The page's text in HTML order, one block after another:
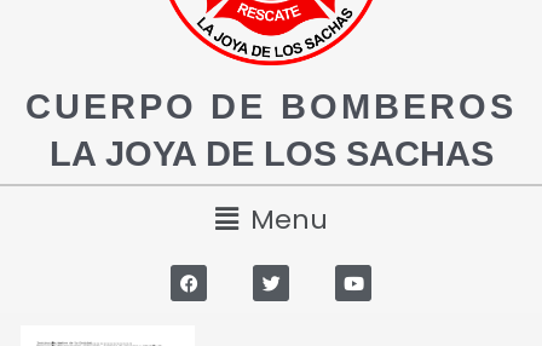
CUERPO DE BOMBEROS
LA JOYA DE LOS SACHAS
Menu